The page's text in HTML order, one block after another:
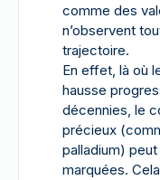
comme des
n’observent
trajectoire.
En effet, là où
hausse
décennies, le
précieux
palladium)
marquées.